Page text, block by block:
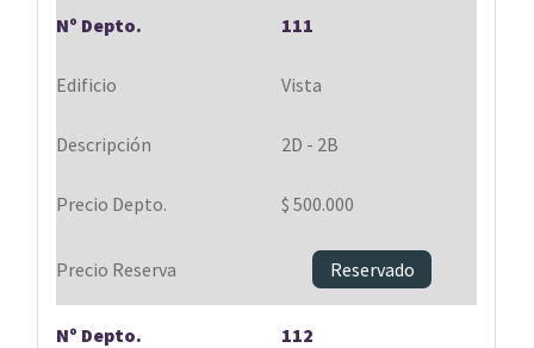
111
Vista
2D - 2B
$ 500.000
Reservado
112